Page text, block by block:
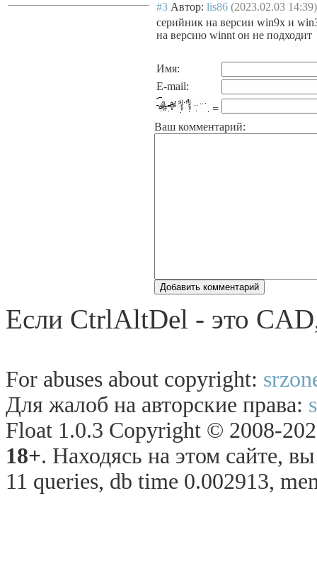
#3 Автор: lis86 (2023.02.03 14:39)
серийник на версии win9х и
на версию winnt он не подходит
Имя:
E-mail:
=
Ваш комментарий:
Если CtrlAltDel - это
For abuses about copyright:
Для жалоб на авторские права:
Float 1.0.3 Copyright © 2008-
18+. Находясь на этом сайте,
11 queries, db time 0.002913,